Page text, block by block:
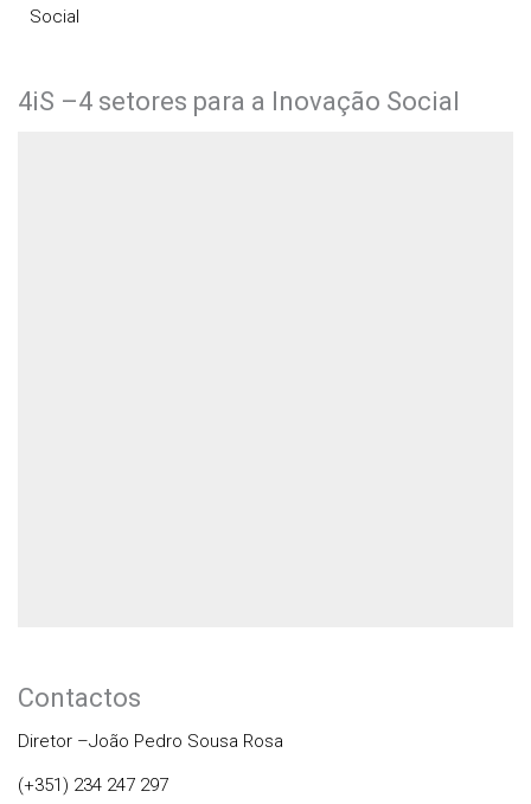
Social
4iS –4 setores para a Inovação Social
Contactos
Diretor –João Pedro Sousa Rosa
(+351) 234 247 297